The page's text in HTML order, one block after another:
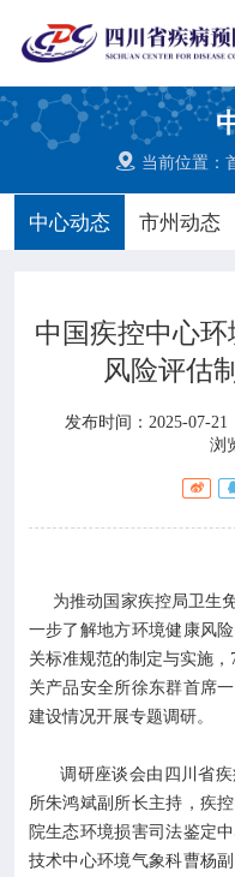
 当前位置：
中心动态 市州动态

网站首页
中心概况
新闻动态
工作重点
科研培训
科普园地
学术期刊
在线互动
中国疾控中心
风险评估
发布时间：2025-07-21
浏
为推动国家疾控局卫生
一步了解地方环境健康风
关标准规范的制定与实施
关产品安全所徐东群首席
建设情况开展专题调研。
调研座谈会由四川省疾
所朱鸿斌副所长主持，疾
院生态环境损害司法鉴定
技术中心环境气象科曹杨